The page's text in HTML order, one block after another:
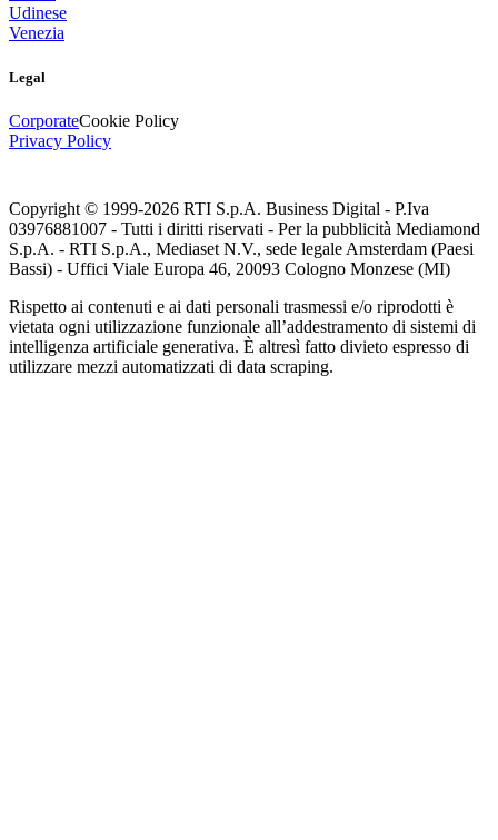
Udinese
Venezia
Legal
CorporateCookie Policy
Privacy Policy
Copyright © 1999-2026 RTI S.p.A. Business Digital - P.Iva
03976881007 - Tutti i diritti riservati - Per la pubblicità Mediamond
S.p.A. - RTI S.p.A., Mediaset N.V., sede legale Amsterdam (Paesi
Bassi) - Uffici Viale Europa 46, 20093 Cologno Monzese (MI)
Rispetto ai contenuti e ai dati personali trasmessi e/o riprodotti è
vietata ogni utilizzazione funzionale all’addestramento di sistemi di
intelligenza artificiale generativa. È altresì fatto divieto espresso di
utilizzare mezzi automatizzati di data scraping.